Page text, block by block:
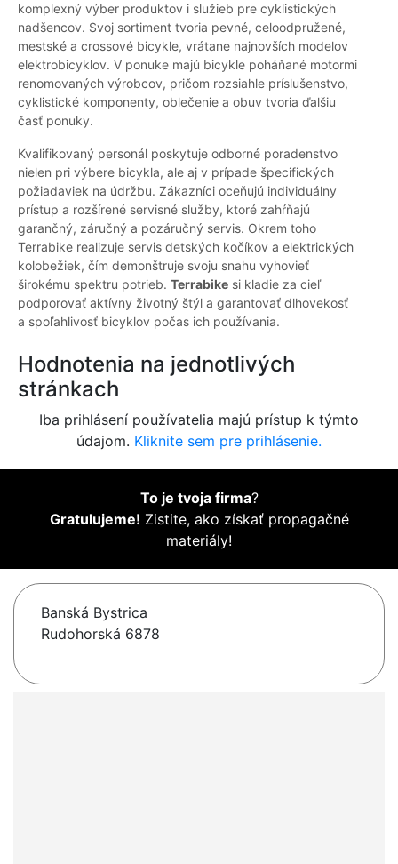
komplexný výber produktov i služieb pre cyklistických
nadšencov. Svoj sortiment tvoria pevné, celoodpružené,
mestské a crossové bicykle, vrátane najnovších modelov
elektrobicyklov. V ponuke majú bicykle poháňané motormi
renomovaných výrobcov, pričom rozsiahle príslušenstvo,
cyklistické komponenty, oblečenie a obuv tvoria ďalšiu
časť ponuky.
Kvalifikovaný personál poskytuje odborné poradenstvo
nielen pri výbere bicykla, ale aj v prípade špecifických
požiadaviek na údržbu. Zákazníci oceňujú individuálny
prístup a rozšírené servisné služby, ktoré zahŕňajú
garančný, záručný a pozáručný servis. Okrem toho
Terrabike realizuje servis detských kočíkov a elektrických
kolobežiek, čím demonštruje svoju snahu vyhovieť
širokému spektru potrieb. Terrabike si kladie za cieľ
podporovať aktívny životný štýl a garantovať dlhovekosť
a spoľahlivosť bicyklov počas ich používania.
Hodnotenia na jednotlivých
stránkach
Iba prihlásení používatelia majú prístup k týmto
údajom. Kliknite sem pre prihlásenie.
To je tvoja firma?
Gratulujeme! Zistite, ako získať propagačné
materiály!
Banská Bystrica
Rudohorská 6878